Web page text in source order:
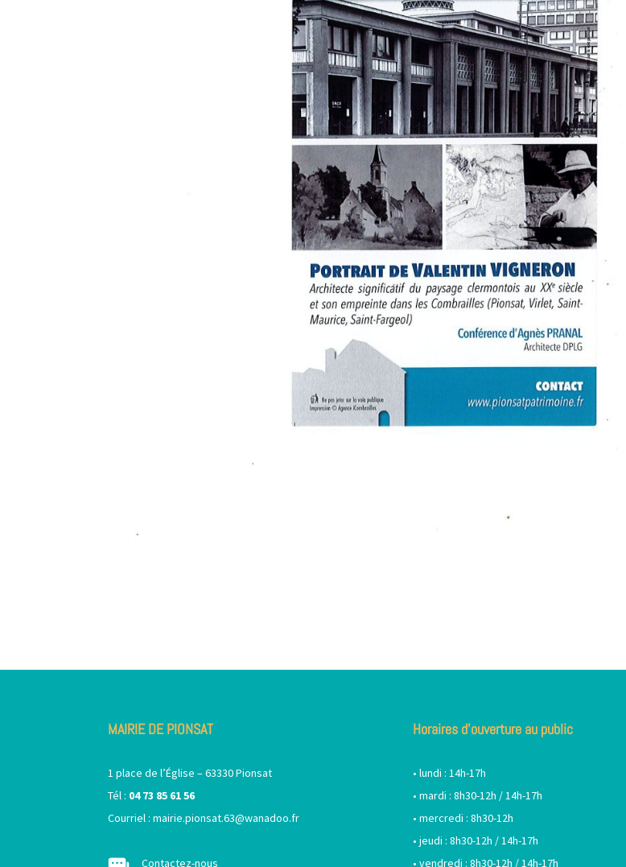
MAIRIE DE PIONSAT
1 place de l’Église – 63330 Pionsat
Tél : 04 73 85 61 56
Courriel :mairie.pionsat.63@wanadoo.fr
Contactez-nous
Horaires d’ouverture au public
• lundi : 14h-17h
• mardi : 8h30-12h / 14h-17h
• mercredi : 8h30-12h
• jeudi : 8h30-12h / 14h-17h
• vendredi : 8h30-12h / 14h-17h